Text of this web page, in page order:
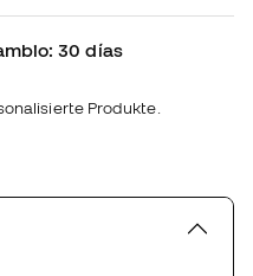
30 días
Produkte.